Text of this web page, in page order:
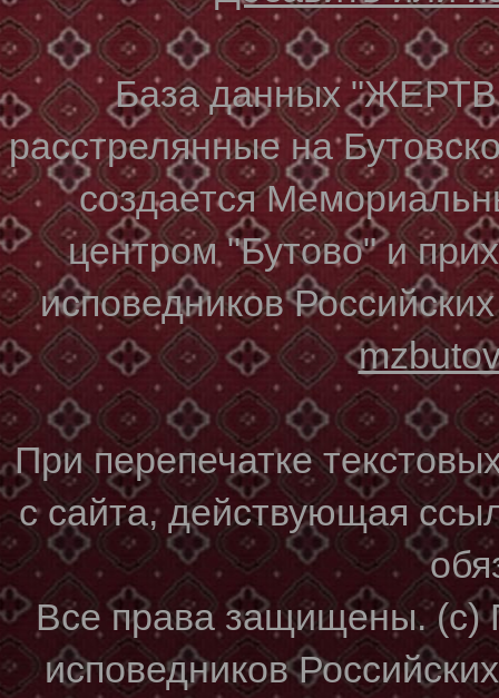
База данных
расстрелянные на
создается
центром "Бутово" и
исповедников
При перепечатке
с сайта, действующая
Все права защищены. (с)
исповедников